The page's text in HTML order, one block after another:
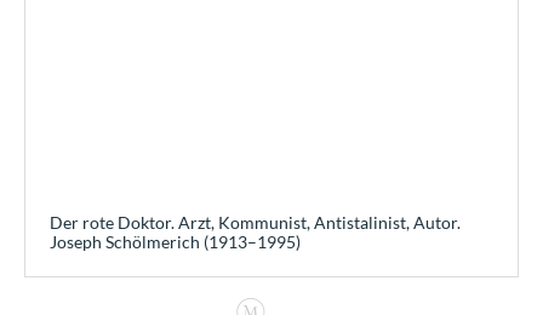
Der rote Doktor. Arzt, Kommunist, Antistalinist, Autor.
Joseph Schölmerich (1913–1995)